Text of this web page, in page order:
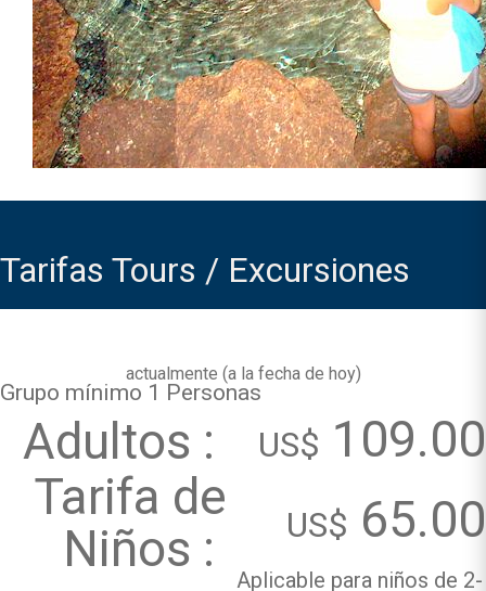
Tarifas Tours / Excursiones
actualmente (a la fecha de hoy)
Grupo mínimo 1 Personas
Adultos : US$ 109.00
Tarifa de
Niños :
US$ 65.00
Aplicable para niños de 2-